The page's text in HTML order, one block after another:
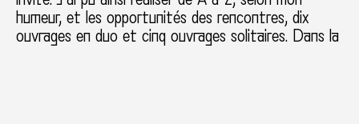
humeur, et les opportunités des rencontres, dix
ouvrages en duo et cinq ouvrages solitaires. Dans la